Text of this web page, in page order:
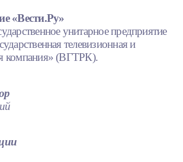
«Вести.Ру»
унитарное предприятие
телевизионная и
компания» (ВГТРК).